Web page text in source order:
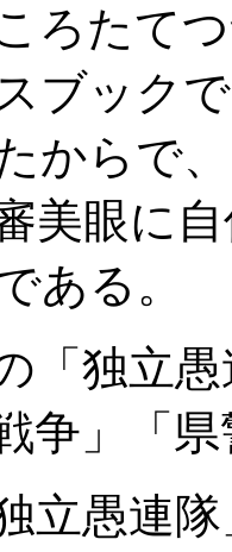
たてつ
ブック
からで
美眼に
ある。
「独立愚
争」「
立愚連